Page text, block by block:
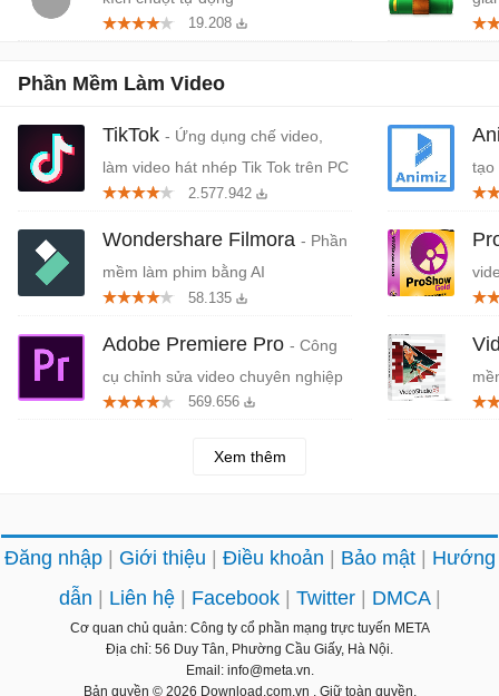
19.208
Phần Mềm Làm Video
TikTok - Ứng dụng chế video,
làm video hát nhép Tik Tok trên PC
2.577.942
Wondershare Filmora - Phần
mềm làm phim bằng AI
58.135
Adobe Premiere Pro - Công
cụ chỉnh sửa video chuyên nghiệp
569.656
tạo
Xem thêm
Đăng nhập Giới thiệu Điều khoản Bảo mật
Hướng
dẫn
Liên hệ Facebook Twitter DMCA
Cơ quan chủ quản: Công ty cổ phần mạng trực tuyến META
Địa chỉ: 56 Duy Tân, Phường Cầu Giấy, Hà Nội.
Email: info@meta.vn.
Bản quyền © 2026 Download.com.vn . Giữ toàn quyền.